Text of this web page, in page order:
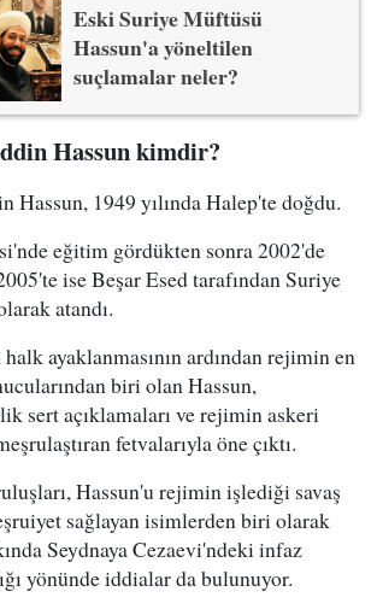
Eski Suriye Müftüsü
Hassun'a yöneltilen
suçlamalar neler?
Hassun kimdir?
Hassun, 1949 yılında Halep'te doğdu.
eğitim gördükten sonra 2002'de
ise Beşar Esed tarafından Suriye
atandı.
ayaklanmasının ardından rejimin en
biri olan Hassun,
sert açıklamaları ve rejimin askeri
fetvalarıyla öne çıktı.
Hassun'u rejimin işlediği savaş
sağlayan isimlerden biri olarak
Seydnaya Cezaevi'ndeki infaz
yönünde iddialar da bulunuyor.